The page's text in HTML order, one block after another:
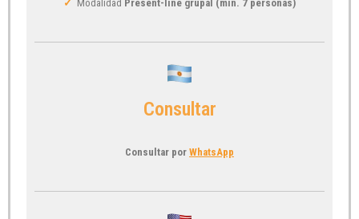
✓ Modalidad Present-line grupal (mín. 7 personas)
Consultar
Consultar por WhatsApp